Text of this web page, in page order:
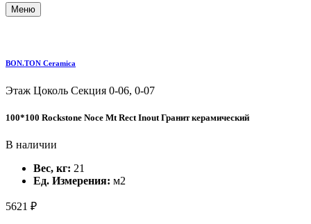
Меню
BON.TON Ceramica
Этаж Цоколь Секция 0-06, 0-07
100*100 Rockstone Noce Mt Rect Inout Гранит керамический
В наличии
Вес, кг: 21
Ед. Измерения: м2
5621 ₽